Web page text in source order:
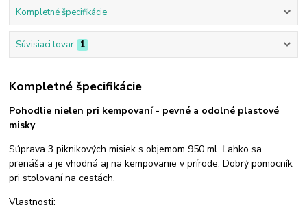
Kompletné špecifikácie
Súvisiaci tovar 1
Kompletné špecifikácie
Pohodlie nielen pri kempovaní - pevné a odolné plastové
misky
Súprava 3 piknikových misiek s objemom 950 ml. Ľahko sa
prenáša a je vhodná aj na kempovanie v prírode. Dobrý pomocník
pri stolovaní na cestách.
Vlastnosti: